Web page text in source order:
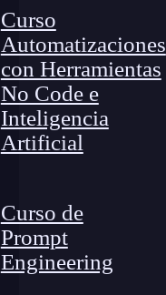
Curso
Automatizaciones
con Herramientas
No Code e
Inteligencia
Artificial
Curso de
Prompt
Engineering